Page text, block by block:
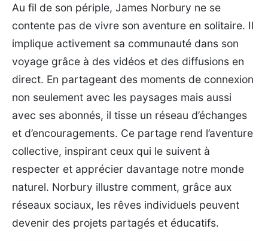
Au fil de son périple, James Norbury ne se
contente pas de vivre son aventure en solitaire. Il
implique activement sa communauté dans son
voyage grâce à des vidéos et des diffusions en
direct. En partageant des moments de connexion
non seulement avec les paysages mais aussi
avec ses abonnés, il tisse un réseau d’échanges
et d’encouragements. Ce partage rend l’aventure
collective, inspirant ceux qui le suivent à
respecter et apprécier davantage notre monde
naturel. Norbury illustre comment, grâce aux
réseaux sociaux, les rêves individuels peuvent
devenir des projets partagés et éducatifs.